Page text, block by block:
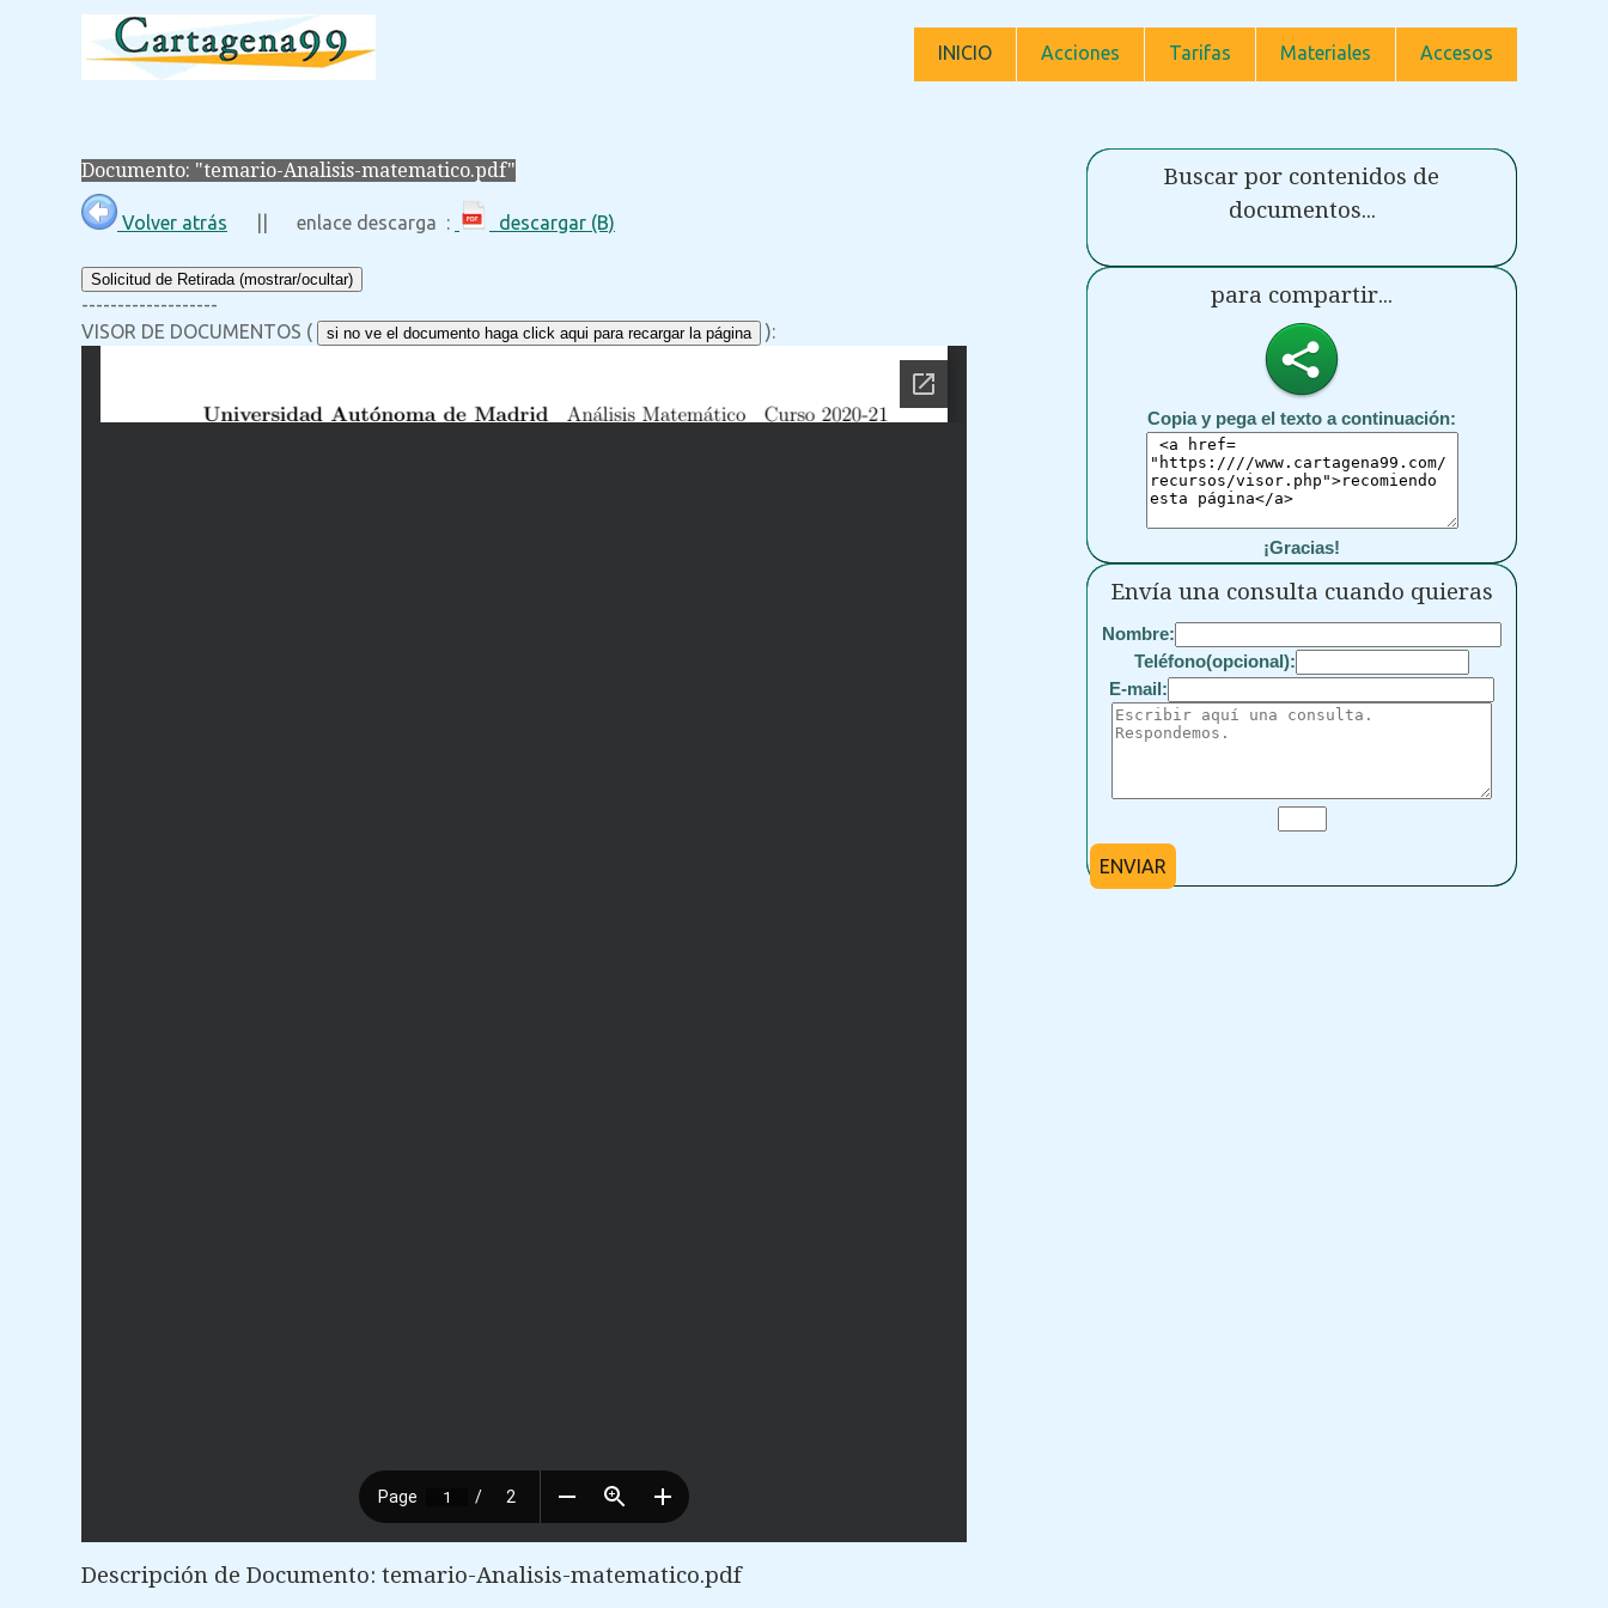
INICIO Acciones Tarifas Materiales Accesos
Documento: "temario-Analisis-matematico.pdf"
Volver atrás || enlace descarga : descargar (B)
Solicitud de Retirada (mostrar/ocultar)
-------------------
VISOR DE DOCUMENTOS (
si no ve el documento haga click aqui para recargar la página ):
Descripción de Documento: temario-Analisis-matematico.pdf
Buscar por contenidos de
documentos...
para compartir...
Copia y pega el texto a continuación:
¡Gracias!
Envía una consulta cuando quieras
Nombre:
Teléfono(opcional):
E-mail:
ENVIAR